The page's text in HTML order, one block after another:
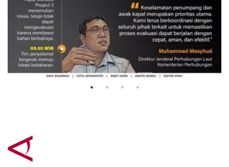
Evakuasi korban kebakaran KM
Mutiara Sentosa 2
3 Agustus 2026